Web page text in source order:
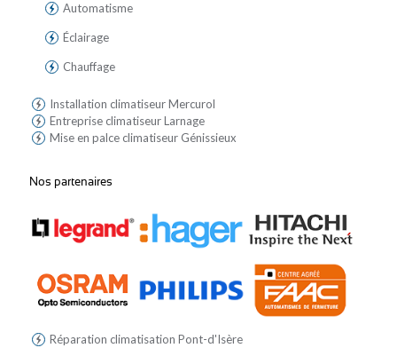
Automatisme
Éclairage
Chauffage
Installation climatiseur Mercurol
Entreprise climatiseur Larnage
Mise en palce climatiseur Génissieux
Nos partenaires
Réparation climatisation Pont-d'Isère